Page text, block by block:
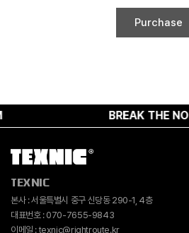
보유 이유 : 사용자 식별, 사용자 문의 대응, 민원처리, 공지
2) 웹사이트 이용과정에서 자동 생성되어 수집되는 항목
보유 이유 : 접속빈도 파악 및 서비스 이용 통계 수집
정보주체는 위와 같은 개인정보의 취급위탁을 거부할 수
취급위탁에 동의하지 않을 경우에는 회원가입 및 진행업
BREAK THE NORM
TEXNIC
본사 : 서울특별시 중구 신당동 290-1, 4층
대표번호 : 070-7655-9843
이메일 : texnic@rightroute.kr